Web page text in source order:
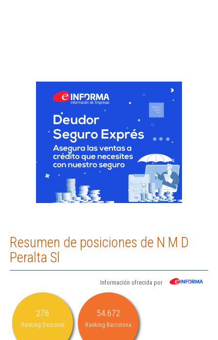
Resumen de posiciones de N M D
Peralta Sl
Información ofrecida por
276
Ranking Sectorial
54.672
Ranking Barcelona